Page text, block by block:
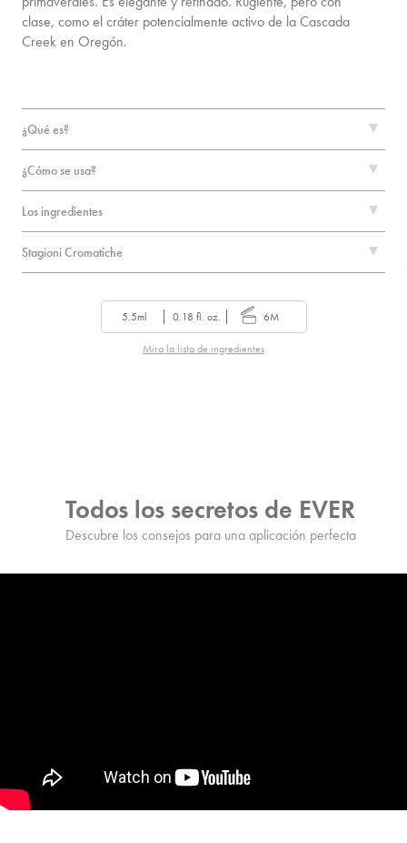
clase, como el cráter potencialmente activo de la Cascada
Creek en Oregón.
¿Qué es?
¿Cómo se usa?
Los ingredientes
Stagioni Cromatiche
5.5ml 0.18 fl. oz. 6M
Mira la lista de ingredientes
Todos los secretos de EVER
Descubre los consejos para una aplicación perfecta